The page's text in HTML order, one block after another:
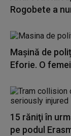
Rogobete a
Mașină de
Eforie. O
15 răniţi în
pe podul